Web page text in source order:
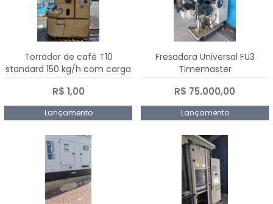
Torrador de café T10
standard 150 kg/h com carga
de 10 kg
R$ 1,00
Lançamento
Fresadora Universal FU3
Timemaster
R$ 75.000,00
Lançamento